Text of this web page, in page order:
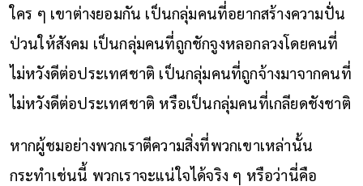
ใคร ๆ เขาต่างยอมกัน เป็นกลุ่มคนที่อยากสร้างความปั่น
ป่วนให้สังคม เป็นกลุ่มคนที่ถูกชักจูงหลอกลวงโดยคนที่
ไม่หวังดีต่อประเทศชาติ เป็นกลุ่มคนที่ถูกจ้างมาจากคนที่
ไม่หวังดีต่อประเทศชาติ หรือเป็นกลุ่มคนที่เกลียดชังชาติ
หากผู้ชมอย่างพวกเราตีความสิ่งที่พวกเขาเหล่านั้น
กระทำเช่นนี้ พวกเราจะแน่ใจได้จริง ๆ หรือว่านี่คือ